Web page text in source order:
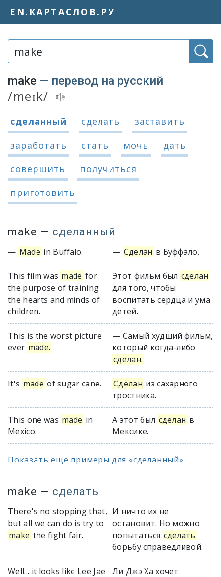
EN.КАРТАСЛОВ.РУ
make — перевод на русский
Транскрипция и
/meɪk/
Варианты перевода слова «make»
сделанный сделать
заставить
заработать
стать мочь
дать
совершить
получиться
приготовить
make — сделанный
— Made in Buffalo. — Сделан в Буффало.
This film was made for
the purpose of training
the hearts and minds of
children.
Этот фильм был сделан
для того, чтобы
воспитать сердца и ума
детей.
This is the worst picture
ever made.
— Самый худший фильм,
который когда-либо
сделан.
It's made of sugar cane. Сделан из сахарного
тростника.
This one was made in
Mexico.
А этот был сделан в
Мексике.
Показать ещё примеры для «сделанный»...
make — сделать
There's no stopping that,
but all we can do is try to
make the fight fair.
И ничто их не
остановит. Но можно
попытаться сделать
борьбу справедливой.
Well... it looks like Lee Jae
Ли Джэ Ха хочет